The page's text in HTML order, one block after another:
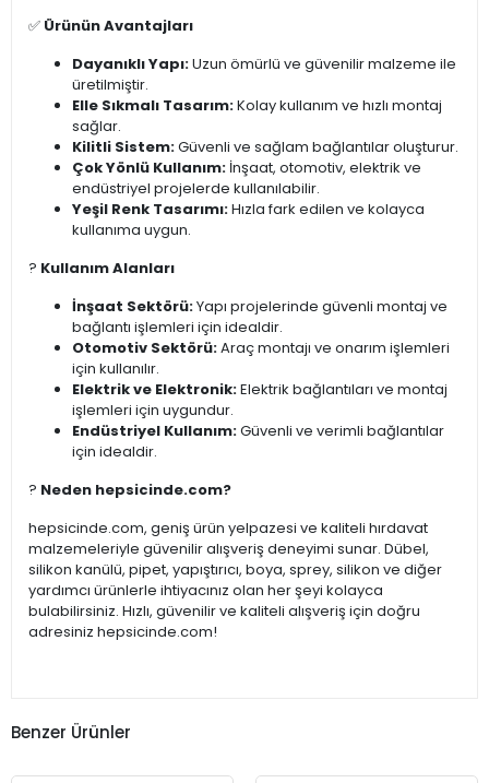
✅ Ürünün Avantajları
Dayanıklı Yapı:Uzun ömürlü ve güvenilir malzeme ile
üretilmiştir.
Elle Sıkmalı Tasarım:Kolay kullanım ve hızlı montaj
sağlar.
Kilitli Sistem:Güvenli ve sağlam bağlantılar oluşturur.
Çok Yönlü Kullanım: İnşaat, otomotiv, elektrik ve
endüstriyel projelerde kullanılabilir.
Yeşil Renk Tasarımı:Hızla fark edilen ve kolayca
kullanıma uygun.
?️ Kullanım Alanları
İnşaat Sektörü:Yapı projelerinde güvenli montaj ve
bağlantı işlemleri için idealdir.
Otomotiv Sektörü:Araç montajı ve onarım işlemleri
için kullanılır.
Elektrik ve Elektronik:Elektrik bağlantıları ve montaj
işlemleri için uygundur.
Endüstriyel Kullanım:Güvenli ve verimli bağlantılar
için idealdir.
? Neden hepsicinde.com?
hepsicinde.com, geniş ürün yelpazesi ve kaliteli hırdavat
malzemeleriyle güvenilir alışveriş deneyimi sunar. Dübel,
silikon kanülü, pipet, yapıştırıcı, boya, sprey, silikon ve diğer
yardımcı ürünlerle ihtiyacınız olan her şeyi kolayca
bulabilirsiniz. Hızlı, güvenilir ve kaliteli alışveriş için doğru
adresiniz hepsicinde.com!
Benzer Ürünler